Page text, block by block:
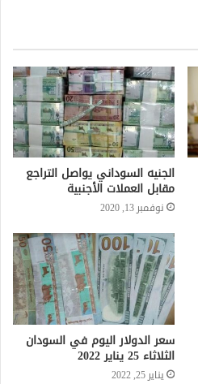
الجنيه السوداني يواصل التراجع
مقابل العملات الأجنبية
نوفمبر 13, 2020
سعر الدولار اليوم في السودان
الثلاثاء 25 يناير 2022
يناير 25, 2022